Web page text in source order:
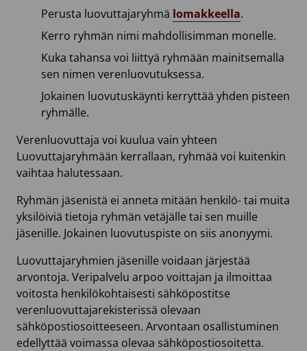
Perusta luovuttajaryhmä lomakkeella.
Kerro ryhmän nimi mahdollisimman monelle.
Kuka tahansa voi liittyä ryhmään mainitsemalla
sen nimen verenluovutuksessa.
Jokainen luovutuskäynti kerryttää yhden pisteen
ryhmälle.
Verenluovuttaja voi kuulua vain yhteen
Luovuttajaryhmään kerrallaan, ryhmää voi kuitenkin
vaihtaa halutessaan.
Ryhmän jäsenistä ei anneta mitään henkilö- tai muita
yksilöiviä tietoja ryhmän vetäjälle tai sen muille
jäsenille. Jokainen luovutuspiste on siis anonyymi.
Luovuttajaryhmien jäsenille voidaan järjestää
arvontoja. Veripalvelu arpoo voittajan ja ilmoittaa
voitosta henkilökohtaisesti sähköpostitse
verenluovuttajarekisterissä olevaan
sähköpostiosoitteeseen. Arvontaan osallistuminen
edellyttää voimassa olevaa sähköpostiosoitetta.